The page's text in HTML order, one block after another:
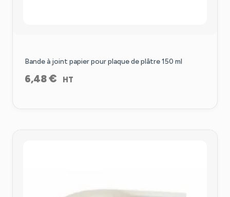
Bande à joint papier pour plaque de plâtre 150 ml
6,48€ HT